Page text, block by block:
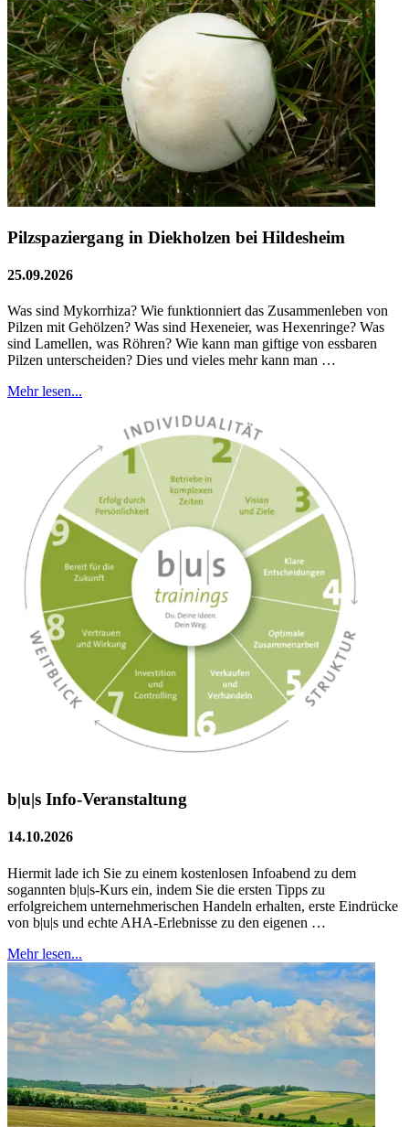
Pilzspaziergang in Diekholzen bei Hildesheim
25.09.2026
Was sind Mykorrhiza? Wie funktionniert das Zusammenleben von
Pilzen mit Gehölzen? Was sind Hexeneier, was Hexenringe? Was
sind Lamellen, was Röhren? Wie kann man giftige von essbaren
Pilzen unterscheiden? Dies und vieles mehr kann man …
Mehr lesen...
b|u|s Info-Veranstaltung
14.10.2026
Hiermit lade ich Sie zu einem kostenlosen Infoabend zu dem
sogannten b|u|s-Kurs ein, indem Sie die ersten Tipps zu
erfolgreichem unternehmerischen Handeln erhalten, erste Eindrücke
von b|u|s und echte AHA-Erlebnisse zu den eigenen …
Mehr lesen...